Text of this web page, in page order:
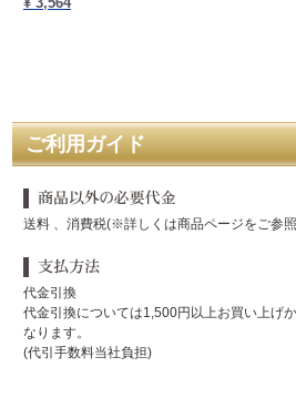
ご利用ガイド
送料 、消費税(※詳しくは商品ページをご参
代金引換
代金引換については1,500円以上お買い上げ
なります。
(代引手数料当社負担)